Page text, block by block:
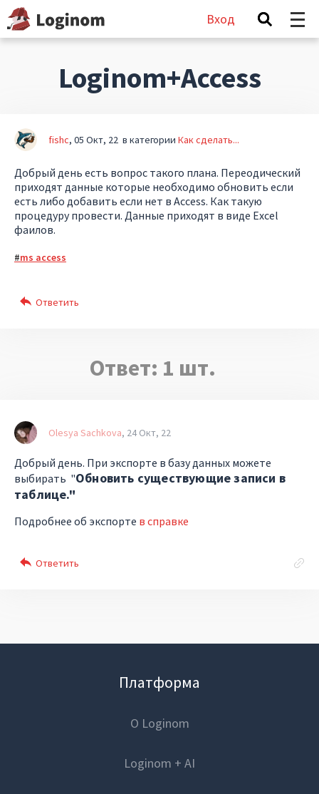
Вход
Loginom+Access
fishc 05 Окт, 22 в категории Как сделать...
Добрый день есть вопрос такого плана. Переодический
приходят данные которые необходимо обновить если
есть либо добавить если нет в Access. Как такую
процедуру провести. Данные приходят в виде Excel
фаилов.
ms access
Ответ: 1 шт.
Olesya Sachkova 24 Окт, 22
Добрый день. При экспорте в базу данных можете
выбирать "Обновить существующие записи в
таблице."
Подробнее об экспорте в справке
Платформа
О Loginom
Loginom + AI